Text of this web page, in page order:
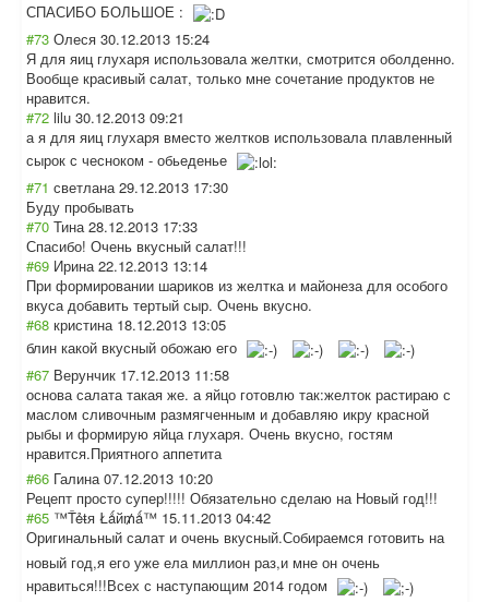
СПАСИБО БОЛЬШОЕ :
#73 Олеся 30.12.2013 15:24
Я для яиц глухаря использовала желтки, смотрится оболденно.
Вообще красивый салат, только мне сочетание продуктов не
нравится.
#72 lilu 30.12.2013 09:21
а я для яиц глухаря вместо желтков использовала плавленный
сырок с чесноком - обьеденье
#71 светлана 29.12.2013 17:30
Буду пробывать
#70 Тина 28.12.2013 17:33
Спасибо! Очень вкусный салат!!!
#69 Ирина 22.12.2013 13:14
При формировании шариков из желтка и майонеза для особого
вкуса добавить тертый сыр. Очень вкусно.
#68 кристина 18.12.2013 13:05
блин какой вкусный обожаю его
#67 Верунчик 17.12.2013 11:58
основа салата такая же. а яйцо готовлю так:желток растираю с
маслом сливочным размягченным и добавляю икру красной
рыбы и формирую яйца глухаря. Очень вкусно, гостям
нравится.Приятного аппетита
#66 Галина 07.12.2013 10:20
Рецепт просто супер!!!!! Обязательно сделаю на Новый год!!!
#65 ™Ťẻŧя Łǻй₥ǻ™ 15.11.2013 04:42
Оригинальный салат и очень вкусный.Собираемся готовить на
новый год,я его уже ела миллион раз,и мне он очень
нравиться!!!Всех с наступающим 2014 годом